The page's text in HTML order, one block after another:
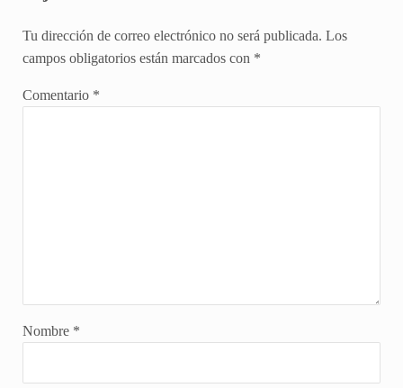
Tu dirección de correo electrónico no será publicada. Los
campos obligatorios están marcados con *
Comentario *
Nombre *